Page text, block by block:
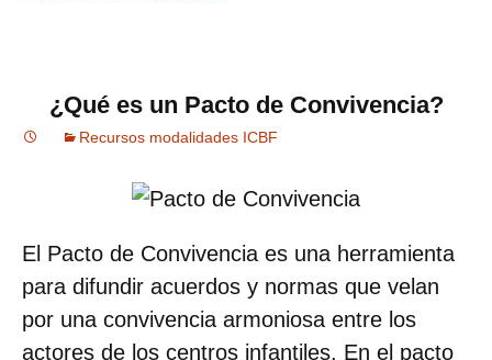
¿Qué es un Pacto de Convivencia?
Recursos modalidades ICBF
El Pacto de Convivencia es una herramienta
para difundir acuerdos y normas que velan
por una convivencia armoniosa entre los
actores de los centros infantiles. En el pacto